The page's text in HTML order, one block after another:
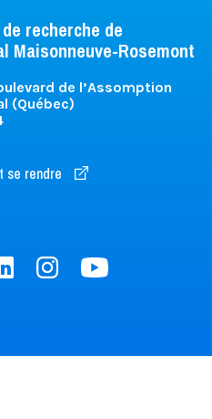
recherche de
Maisonneuve-Rosemont
de l’Assomption
(Québec)
se rendre